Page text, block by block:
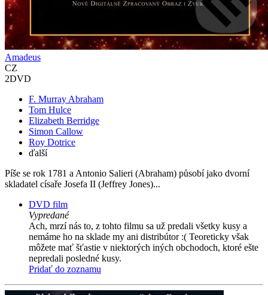
Amadeus
CZ
2DVD
F. Murray Abraham
Tom Hulce
Elizabeth Berridge
Simon Callow
Roy Dotrice
ďalší
Píše se rok 1781 a Antonio Salieri (Abraham) působí jako dvorní
skladatel císaře Josefa II (Jeffrey Jones)...
DVD film
Vypredané
Ach, mrzí nás to, z tohto filmu sa už predali všetky kusy a
nemáme ho na sklade my ani distribútor :( Teoreticky však
môžete mať šťastie v niektorých iných obchodoch, ktoré ešte
nepredali posledné kusy.
Pridať do zoznamu